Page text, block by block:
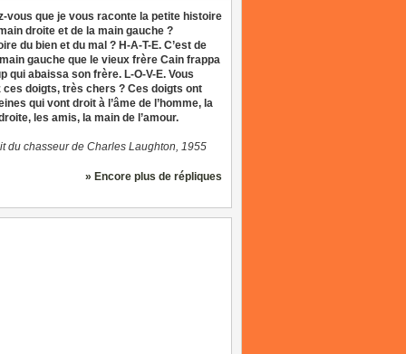
vous que je vous raconte la petite histoire
droite et de la main gauche ?
du bien et du mal ? H-A-T-E. C’est de
gauche que le vieux frère Cain frappa
qui abaissa son frère. L-O-V-E. Vous
ces doigts, très chers ? Ces doigts ont
qui vont droit à l’âme de l’homme, la
les amis, la main de l’amour.
du chasseur de Charles Laughton, 1955
» Encore plus de répliques